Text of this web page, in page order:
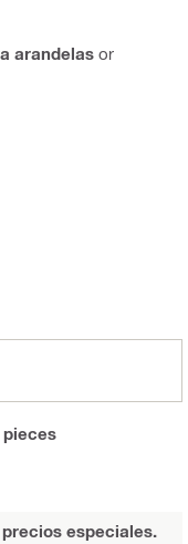
arandelas or
pieces
especiales.